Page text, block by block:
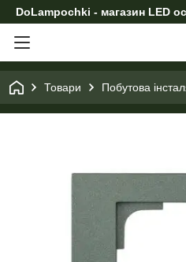
DoLampochki - магазин LED
Товари Побутова